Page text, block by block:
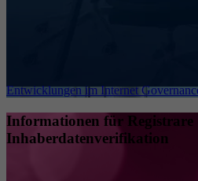
Entwicklungen im Internet
Informationen für Registrare
Inhaberdatenverifikation